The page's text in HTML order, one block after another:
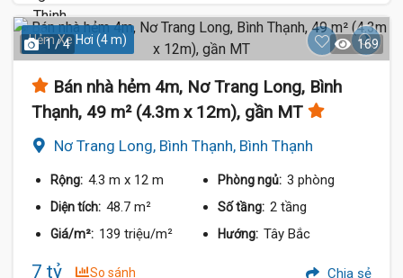
Hẻm Xe Hơi (4 m)
1 / 4 169
Bán nhà hẻm 4m, Nơ Trang Long, Bình
Thạnh, 49 m² (4.3m x 12m), gần MT
Nơ Trang Long, Bình Thạnh, Bình Thạnh
Rộng: 4.3 m x 12 m Phòng ngủ: 3 phòng
Diện tích: 48.7 m² Số tầng: 2 tầng
Giá/m²: 139 triệu/m² Hướng: Tây Bắc
7 tỷ So sánh Chia sẻ